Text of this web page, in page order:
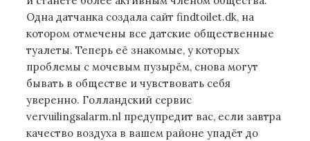
Одна датчанка создала сайт findtoilet.dk, на
котором отмечены все датские общественные
туалеты. Теперь её знакомые, у которых
проблемы с мочевым пузырём, снова могут
бывать в обществе и чувствовать себя
уверенно. Голландский сервис
vervuilingsalarm.nl предупредит вас, если завтра
качество воздуха в вашем районе упадёт до